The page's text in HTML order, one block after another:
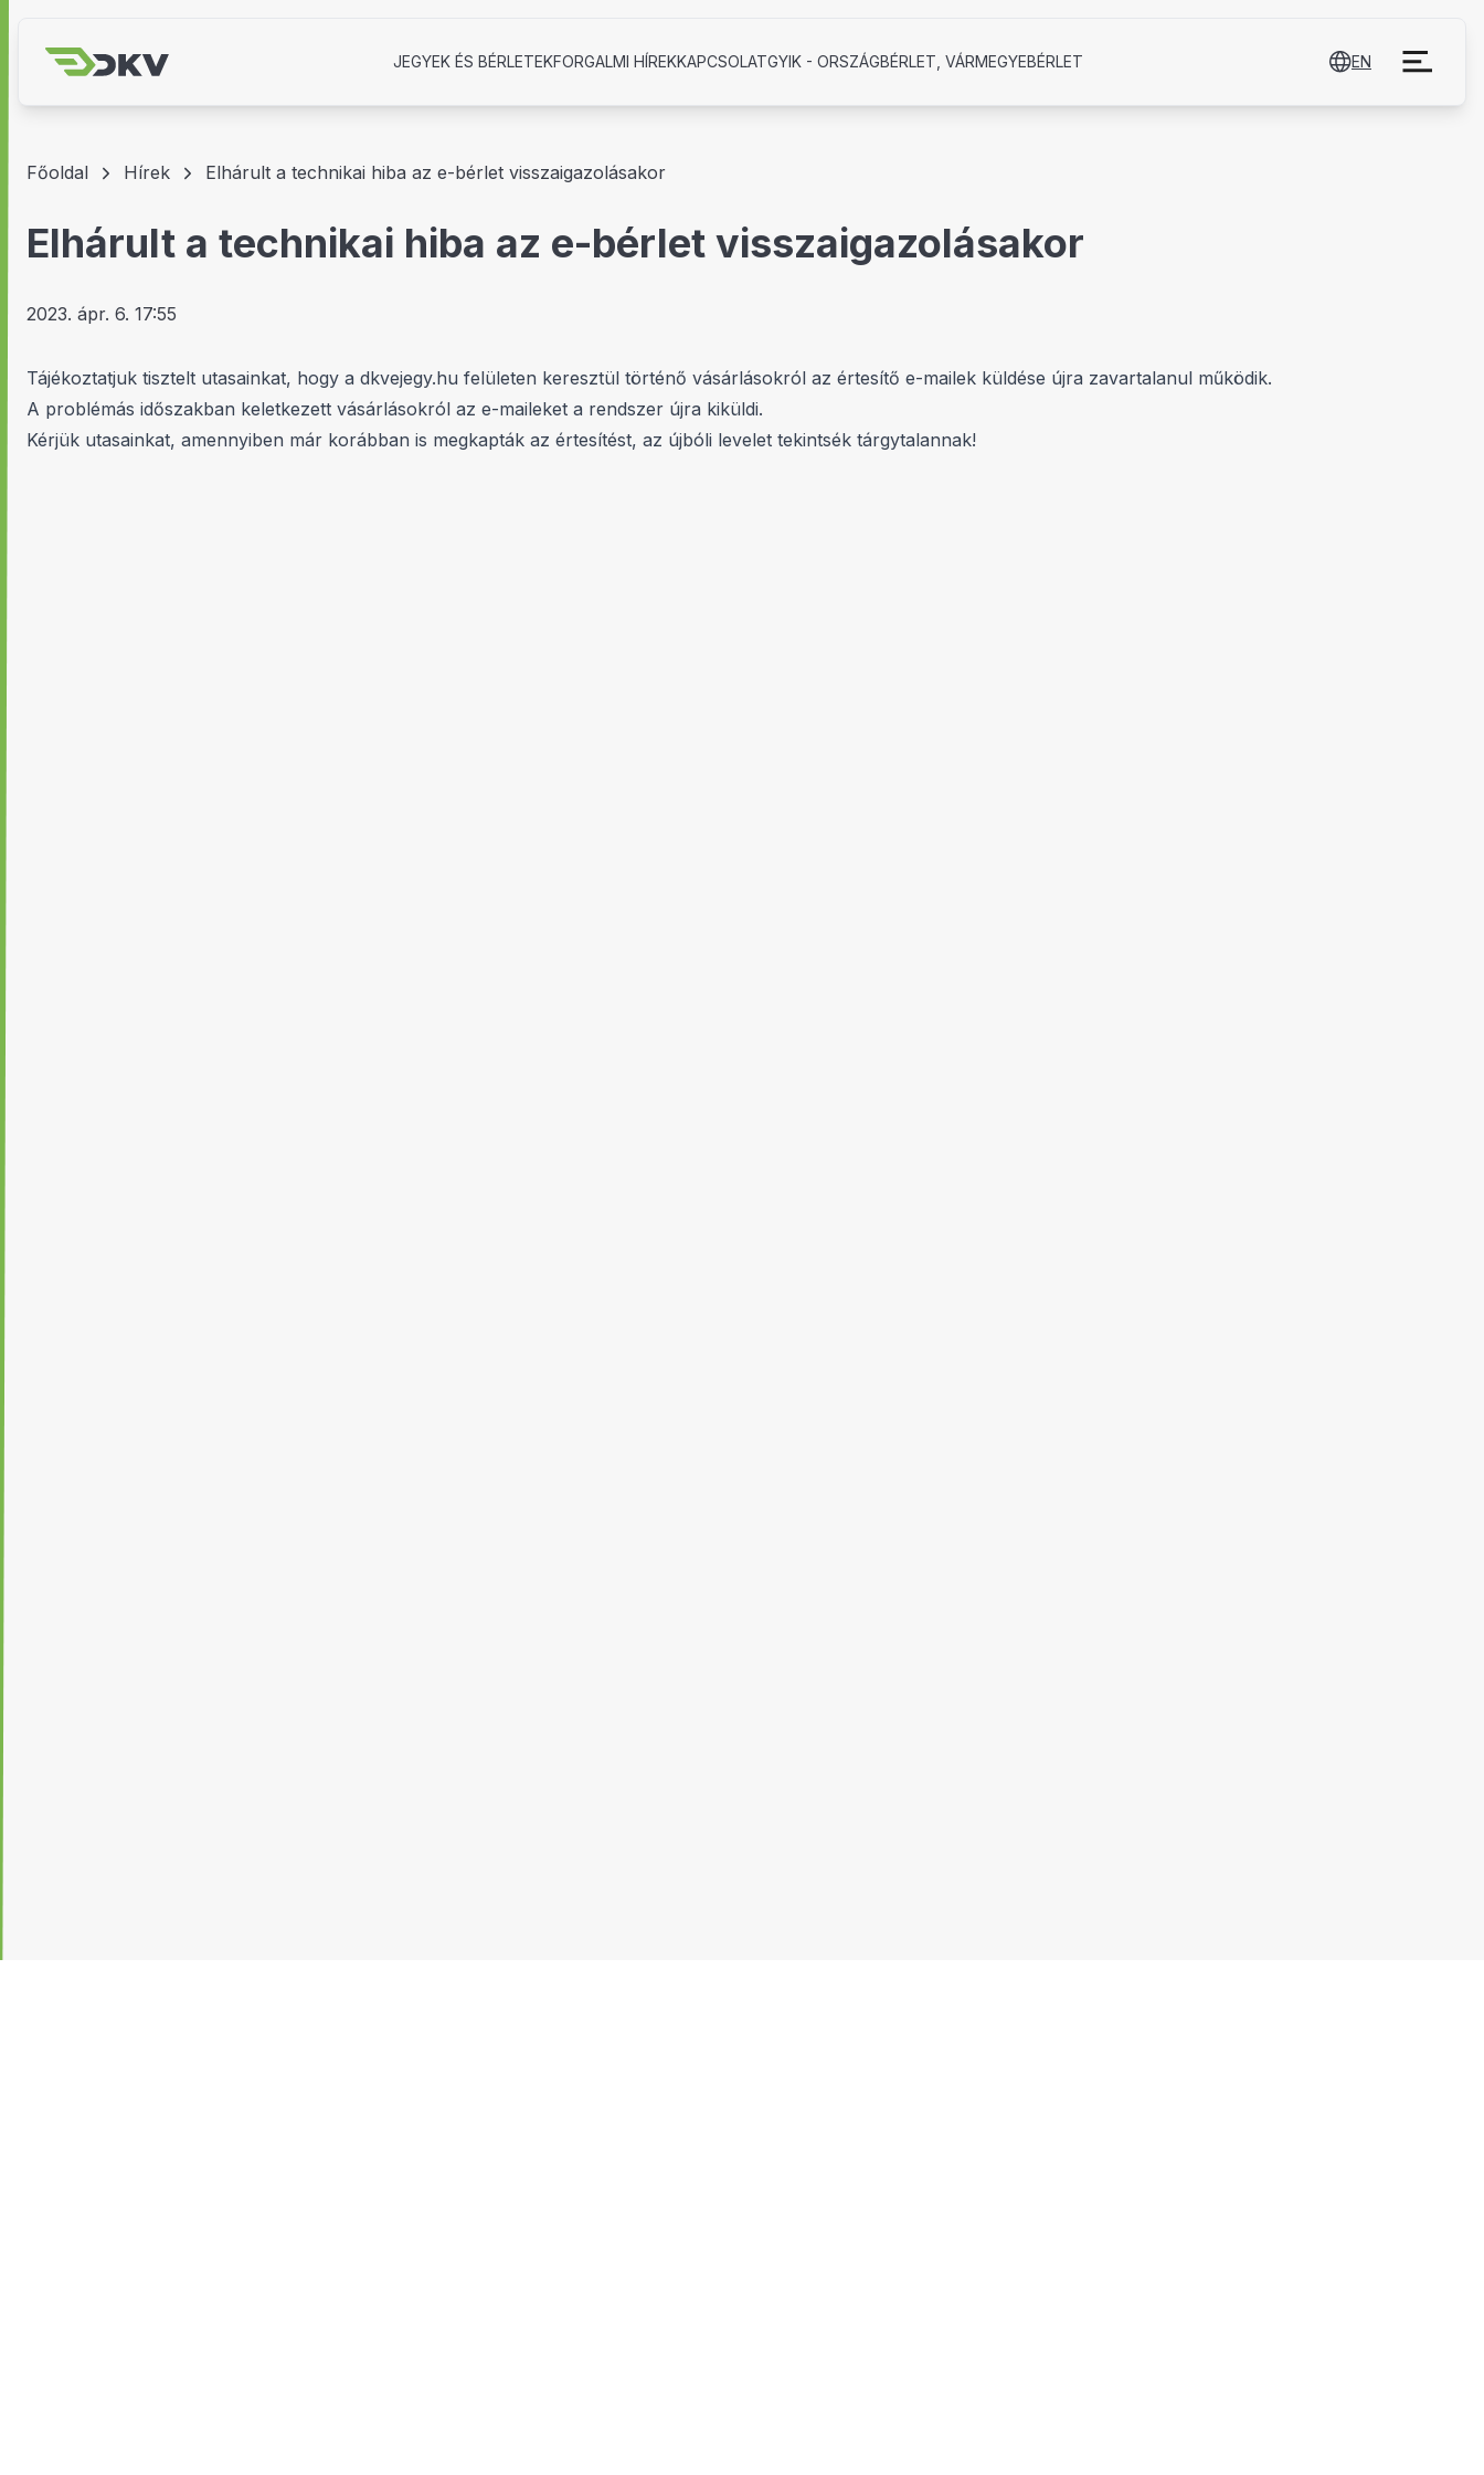
JEGYEK ÉS BÉRLETEKFORGALMI HÍREKKAPCSOLATGYIK - ORSZÁGBÉRLET, VÁRMEGYE­BÉRLET EN
Főoldal Hírek Elhárult a technikai hiba az e-bérlet visszaigazolásakor
Elhárult a technikai hiba az e-bérlet visszaigazolásakor
2023. ápr. 6. 17:55
Tájékoztatjuk tisztelt utasainkat, hogy a dkvejegy.hu felületen keresztül történő vásárlásokról az értesítő e-mailek küldése újra zavartalanul működik.
A problémás időszakban keletkezett vásárlásokról az e-maileket a rendszer újra kiküldi.
Kérjük utasainkat, amennyiben már korábban is megkapták az értesítést, az újbóli levelet tekintsék tárgytalannak!